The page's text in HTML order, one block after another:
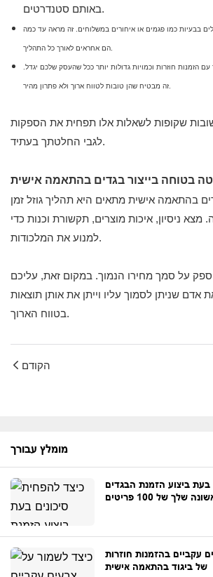
באותם סטנדרטים.
בבעיות כמו פגמים או איחורים במשלוחים. זה מראה עד כמה
הם אחראים לאורך כל התהליך.
הזמנות חוזרות וכמויות גדולות יותר ככל שהעסק שלכם יגדל.
זה מבטיח שהן טובות לטווח ארוך ולא פתרון מהיר.
שקופות לשאלות אלו תפחית את הספקות
לגבי החלטתך בעתיד.
בטוחה בייצור בגדים בהתאמה אישית
בהתאמה אישית מתאים היא תהליך גוזל זמן
ניסיון, איכות מוצרים, תקשורת וכנות כדי
למנוע את המלכודות.
על סמך מחירו הנמוך. במקום זאת, עליכם
אדם שניתן לסמוך עליו וייתן את אותן תוצאות
בטווח הארוך.
הקודם
מומלץ עבורך
בעת ביצוע הזמנת הבגדים
של 100 פריטים
עקביים בהזמנות חוזרות
של ביגוד בהתאמה אישית